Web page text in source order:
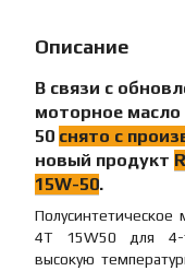
Описание
В связи с
моторное масло
50 снято с
новый продукт
15W-50.
Полусинтетическое
4T 15W50 для 4-
высокую